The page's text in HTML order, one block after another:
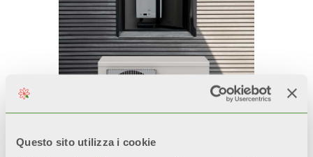
Questo sito utilizza i cookie